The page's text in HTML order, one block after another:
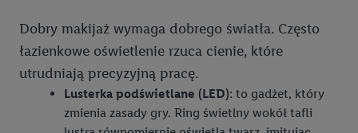
Dobry makijaż wymaga dobrego światła. Często
łazienkowe oświetlenie rzuca cienie, które
utrudniają precyzyjną pracę.
Lusterka podświetlane (LED): to gadżet, który
zmienia zasady gry. Ring świetlny wokół tafli